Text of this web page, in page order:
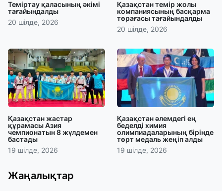
Теміртау қаласының әкімі
тағайындалды
20 шілде, 2026
Қазақстан темір жолы
компаниясының басқарма
төрағасы тағайындалды
20 шілде, 2026
Қазақстан жастар
құрамасы Азия
чемпионатын 8 жүлдемен
бастады
19 шілде, 2026
Қазақстан әлемдегі ең
беделді химия
олимпиадаларының бірінде
төрт медаль жеңіп алды
19 шілде, 2026
Жаңалықтар